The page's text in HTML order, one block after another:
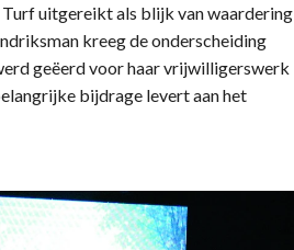
uitgereikt als blijk van waardering
kreeg de onderscheiding
geëerd voor haar vrijwilligerswerk
bijdrage levert aan het